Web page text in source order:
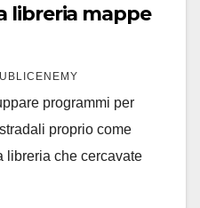
libreria mappe
programmi per
proprio come
libreria che cercavate